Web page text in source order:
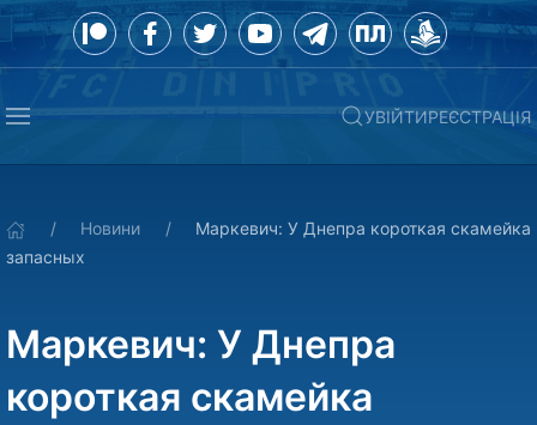
УВІЙТИРЕЄСТРАЦІЯ
Новини
Маркевич: У Днепра короткая скамейка
запасных
Маркевич: У Днепра
короткая скамейка